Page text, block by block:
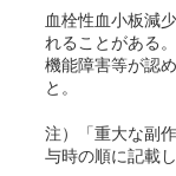
血栓性血小板減
れることがある
機能障害等が認
と。
注）「重大な副
与時の順に記載し